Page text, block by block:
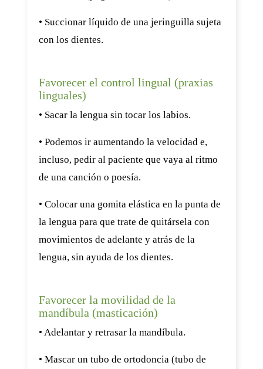
• Succionar líquido de una jeringuilla sujeta
con los dientes.
Favorecer el control lingual (praxias
linguales)
• Sacar la lengua sin tocar los labios.
• Podemos ir aumentando la velocidad e,
incluso, pedir al paciente que vaya al ritmo
de una canción o poesía.
• Colocar una gomita elástica en la punta de
la lengua para que trate de quitársela con
movimientos de adelante y atrás de la
lengua, sin ayuda de los dientes.
Favorecer la movilidad de la
mandíbula (masticación)
• Adelantar y retrasar la mandíbula.
• Mascar un tubo de ortodoncia (tubo de